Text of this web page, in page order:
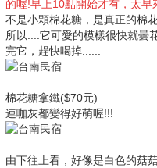
的喔!早上10點開始才有，太早
不是小顆棉花糖，是真正的棉
所以....它可愛的模樣很快就曇
完它，趕快喝掉......
棉花糖拿鐵($70元)
連咖灰都變得好萌喔!!!
由下往上看，好像是白色的菇